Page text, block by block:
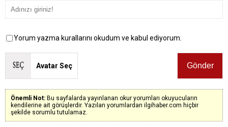
Yorum yazma kurallarını okudum ve kabul ediyorum.
Avatar Seç
Önemli Not: Bu sayfalarda yayınlanan okur yorumları okuyucuların
kendilerine ait görüşlerdir. Yazılan yorumlardan ilgihaber.com hiçbir
şekilde sorumlu tutulamaz.